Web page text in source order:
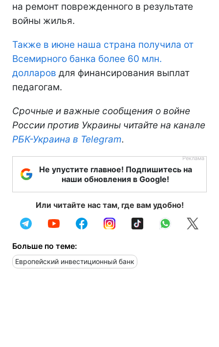
на ремонт поврежденного в результате
войны жилья.
Также в июне наша страна получила от
Всемирного банка более 60 млн.
долларов для финансирования выплат
педагогам.
Срочные и важные сообщения о войне
России против Украины читайте на канале
РБК-Украина в Telegram.
Не упустите главное! Подпишитесь на
наши обновления в Google!
Или читайте нас там, где вам удобно!
Больше по теме:
Европейский инвестиционный банк